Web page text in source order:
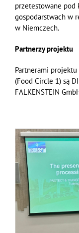
przetestowane pod
gospodarstwach w
w Niemczech.
Partnerzy projektu
Partnerami
(Food Circle 1) są
FALKENSTEIN
FOX at
Events